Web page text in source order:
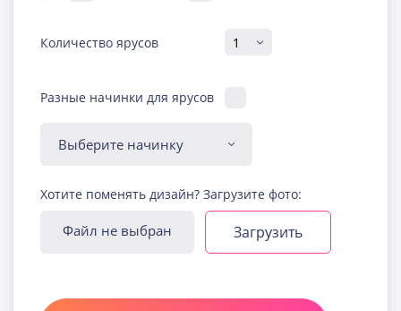
Количество ярусов
Разные начинки для ярусов
Диабетическая-
безглютеновая начинка
Узнать подробнее о начинке
Йогуртовая с ягодами
Узнать подробнее о начинке
Карамельная
Хотите поменять дизайн? Загрузите фото:
Файл не выбран Загрузить